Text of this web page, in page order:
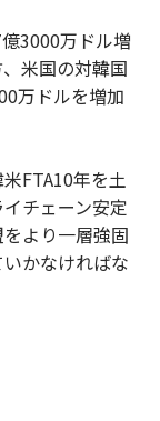
3000万ドル増
米国の対韓国
万ドルを増加
FTA10年を土
チェーン安定
より一層強固
かなければな